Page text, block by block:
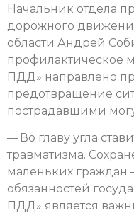
Начальник отдела
дорожного
области Андрей
профилактическое
ПДД» направлено
предотвращение
пострадавшими
— Во главу угла
травматизма.
маленьких граждан
обязанностей
ПДД» является